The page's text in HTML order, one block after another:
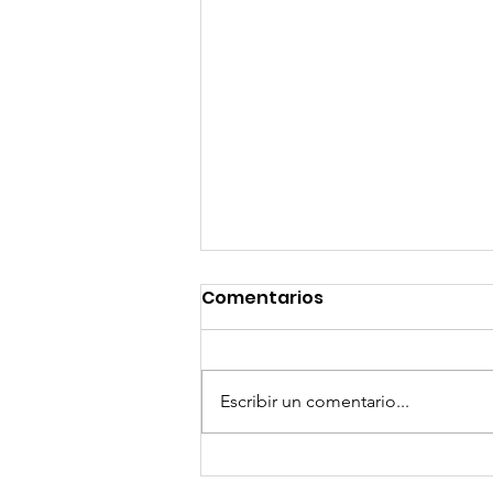
GoMapTravelByFraveo
Comentarios
Escribir un comentario...